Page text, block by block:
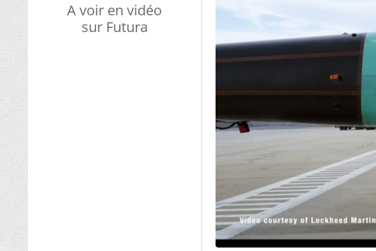
A voir en vidéo
sur Futura